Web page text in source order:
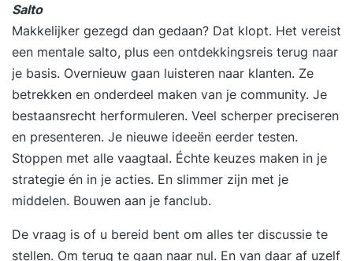
in die situaties? Hoe ziet jouw gedrag als
succesfactor eruit? Passion - love. Waar hou ik
van? (drijfveren) Vision - create. Wat wil ik
creëren in de wereld? Mission - contribute. Wat
wil ik bijdragen? Ambition - achieve. Wat wil ik
bereiken? Role - become. Wat wil ik worden?
Welk gedrag wil je meer inzetten, welk gedrag
minder, wat voor nieuw gedrag wil je tonen en
van welk gedrag wil je afscheid nemen om zo
meer kansen te zien, te benutten en waarde te
het voorgaande die aansluit bij jouw specifieke
Salto
Makkelijker gezegd dan gedaan? Dat klopt. Het vereist
een mentale salto, plus een ontdekkingsreis terug naar
je basis. Overnieuw gaan luisteren naar klanten. Ze
betrekken en onderdeel maken van je community. Je
bestaansrecht herformuleren. Veel scherper preciseren
en presenteren. Je nieuwe ideeën eerder testen.
Stoppen met alle vaagtaal. Échte keuzes maken in je
strategie én in je acties. En slimmer zijn met je
middelen. Bouwen aan je fanclub.
De vraag is of u bereid bent om alles ter discussie te
stellen. Om terug te gaan naar nul. En van daar af uzelf